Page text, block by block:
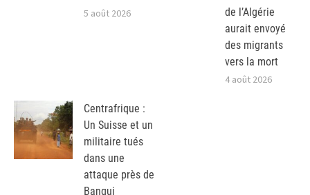
5 août 2026
de l’Algérie
aurait envoyé
des migrants
vers la mort
4 août 2026
Centrafrique :
Un Suisse et un
militaire tués
dans une
attaque près de
Bangui